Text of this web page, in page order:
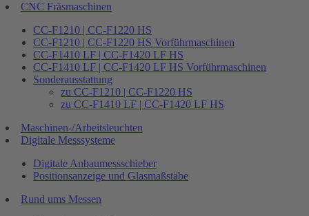
CNC Fräsmaschinen
CC-F1210 | CC-F1220 HS
CC-F1210 | CC-F1220 HS Vorführmaschinen
CC-F1410 LF | CC-F1420 LF HS
CC-F1410 LF | CC-F1420 LF HS Vorführmaschinen
Sonderausstattung
zu CC-F1210 | CC-F1220 HS
zu CC-F1410 LF | CC-F1420 LF HS
Maschinen-/Arbeitsleuchten
Digitale Messsysteme
Digitale Anbaumessschieber
Positionsanzeige und Glasmaßstäbe
Rund ums Messen